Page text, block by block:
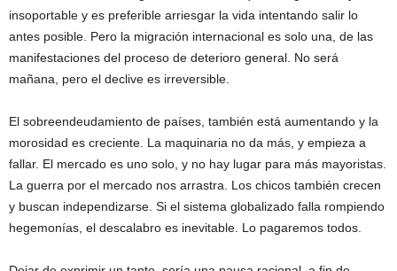
insoportable y es preferible arriesgar la vida intentando salir lo
antes posible. Pero la migración internacional es solo una, de las
manifestaciones del proceso de deterioro general. No será
mañana, pero el declive es irreversible.
El sobreendeudamiento de países, también está aumentando y la
morosidad es creciente. La maquinaria no da más, y empieza a
fallar. El mercado es uno solo, y no hay lugar para más mayoristas.
La guerra por el mercado nos arrastra. Los chicos también crecen
y buscan independizarse. Si el sistema globalizado falla rompiendo
hegemonías, el descalabro es inevitable. Lo pagaremos todos.